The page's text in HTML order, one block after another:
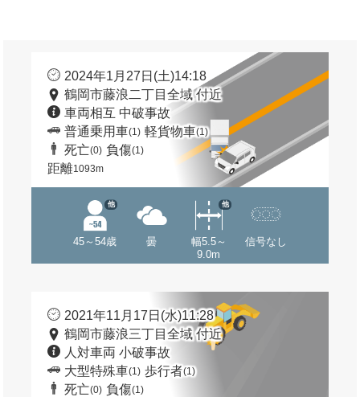
2024年1月27日(土)14:18
鶴岡市藤浪二丁目全域 付近
車両相互 中破事故
普通乗用車(1) 軽貨物車(1)
死亡(0) 負傷(1)
距離1093m
45～54歳
他
曇
幅5.5～
9.0m
他
信号なし
2021年11月17日(水)11:28
鶴岡市藤浪三丁目全域 付近
人対車両 小破事故
大型特殊車(1) 歩行者(1)
死亡(0) 負傷(1)